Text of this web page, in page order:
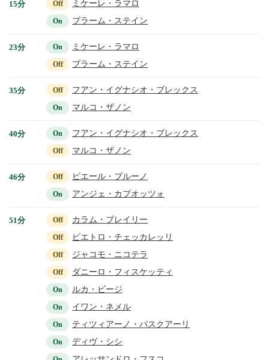
15分 Off ミケーレ・ラマロ
On ブラーム・ステイン
23分 On ミケーレ・ラマロ
Off ブラーム・ステイン
35分 Off フアン・イグナシオ・ブレックス
On マルコ・ザノン
40分 On フアン・イグナシオ・ブレックス
Off マルコ・ザノン
46分 Off ピエール・ブルーノ
On アンジェ・カプオッツォ
51分 Off カラム・ブレイリー
Off ピエトロ・チェッカレッリ
Off ジャコモ・ニコテラ
Off ダニーロ・フィスケッティ
On ルカ・ビージ
On イワン・ネメル
On ティツィアーノ・パスクアーリ
On ディヴ・シシ